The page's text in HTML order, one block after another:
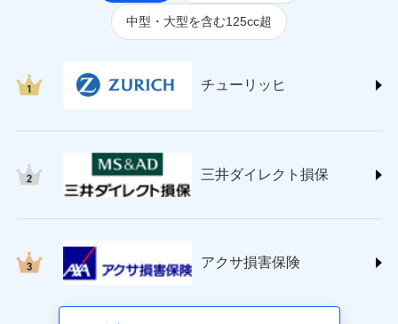
損害保険ジャパン株式会社 (https://www.sompo-
japan.co.jp/)
ＳＯＭＰＯダイレクト損害保険株式会社
チューリッヒ保険会社 (https://www.zurich.co.jp/)
(https://www.nisshinfire.co.jp/)
ペット＆ファミリー損害保険株式会社
(https://www.petfamilyins.co.jp/)
三井住友海上火災保険株式会社 (https://www.ms-
三井ダイレクト損害保険株式会社
(https://www.mitsui-direct.co.jp/)
中型・大型を含む125cc超
チューリッヒ
三井ダイレクト損保
アクサ損害保険